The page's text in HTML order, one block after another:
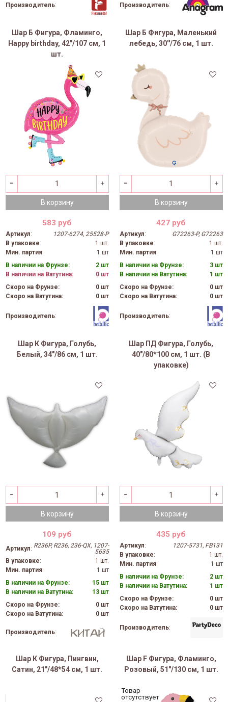
Производитель: Производитель:
Шар Б Фигура, Фламинго,
Happy birthday, 42"/107 см, 1
шт.
В корзину
583 руб
Артикул:
1207-6274, 25528-P
В упаковке:
1 шт.
Мин. партия:
1 шт
В наличии на Фрунзе:
2 шт
В наличии на Ватутина:
0 шт
Скоро на Фрунзе:
0 шт
Скоро на Ватутина:
0 шт
Производитель:
Шар Б Фигура, Маленький
лебедь, 30''/76 см, 1 шт.
В корзину
427 руб
Артикул:
G72263-P, G72263
В упаковке:
1 шт.
Мин. партия:
1 шт
В наличии на Фрунзе:
3 шт
В наличии на Ватутина:
1 шт
Скоро на Фрунзе:
0 шт
Скоро на Ватутина:
0 шт
Производитель:
Шар К Фигура, Голубь,
Белый, 34"/86 см, 1 шт.
В корзину
109 руб
Артикул: R236P, R236, 236-QX, 1207-
5635
В упаковке:
1 шт.
Мин. партия:
1 шт
В наличии на Фрунзе:
15 шт
В наличии на Ватутина:
13 шт
Скоро на Фрунзе:
0 шт
Скоро на Ватутина:
0 шт
Производитель:
Шар ПД Фигура, Голубь,
40"/80*100 см, 1 шт. (В
упаковке)
В корзину
435 руб
Артикул:
1207-5731, FB131
В упаковке:
1 шт.
Мин. партия:
1 шт
В наличии на Фрунзе:
2 шт
В наличии на Ватутина:
1 шт
Скоро на Фрунзе:
0 шт
Скоро на Ватутина:
0 шт
Производитель:
Шар К Фигура, Пингвин,
Сатин, 21"/48*54 см, 1 шт.
Шар F Фигура, Фламинго,
Розовый, 51"/130 см, 1 шт.
Товар
отсутствует